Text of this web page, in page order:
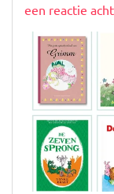
op
een reactie